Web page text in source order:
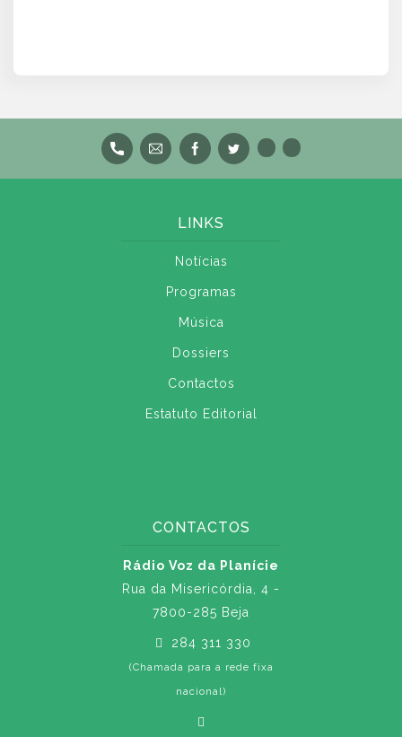
LINKS
Notícias
Programas
Música
Dossiers
Contactos
Estatuto Editorial
CONTACTOS
Rádio Voz da Planície
Rua da Misericórdia, 4 -
7800-285 Beja
284 311 330
(Chamada para a rede fixa
nacional)